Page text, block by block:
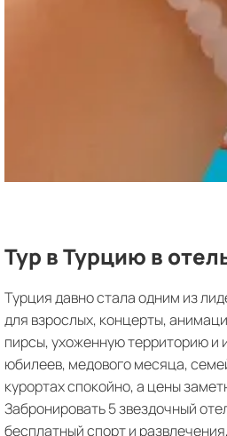
Тур в Турцию в
Турция давно стала одним из
для взрослых, концерты,
пирсы, ухоженную территорию и
юбилеев, медового месяца,
курортах спокойно, а цены
Забронировать 5 звездочный
бесплатный спорт и